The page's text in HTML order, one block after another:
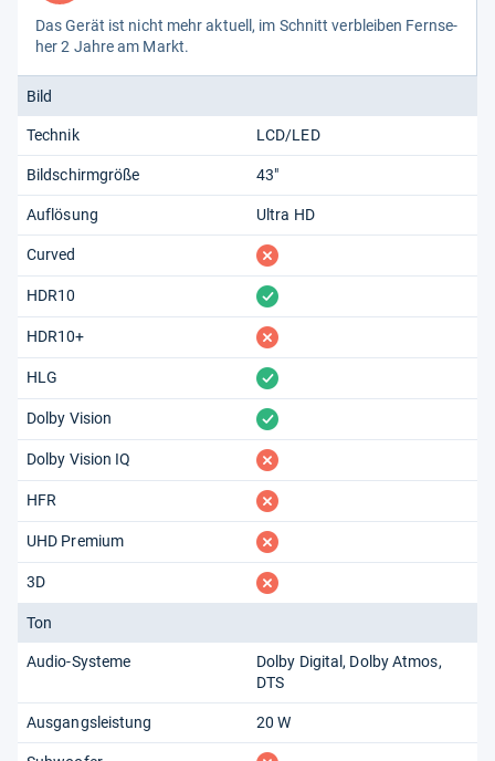
Das Gerät ist nicht mehr aktu­ell, im Schnitt ver­blei­ben Fern­se­
her 2 Jahre am Markt.
Bild
Technik LCD/LED
Bildschirmgröße 43"
Auflösung Ultra HD
Curved fehlt
HDR10 vorhanden
HDR10+ fehlt
HLG vorhanden
Dolby Vision vorhanden
Dolby Vision IQ fehlt
HFR fehlt
UHD Premium fehlt
3D fehlt
Ton
Audio-Systeme Dolby Digital
Dolby Atmos
DTS
Ausgangsleistung 20 W